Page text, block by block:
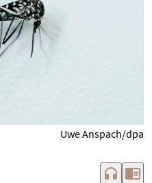
Uwe Anspach/dpa
headphones chrome_reader_mode